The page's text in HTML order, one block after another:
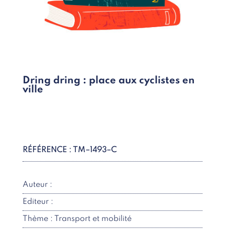
Dring dring : place aux cyclistes en
ville
RÉFÉRENCE : TM–1493–C
Auteur :
Editeur :
Thème : Transport et mobilité